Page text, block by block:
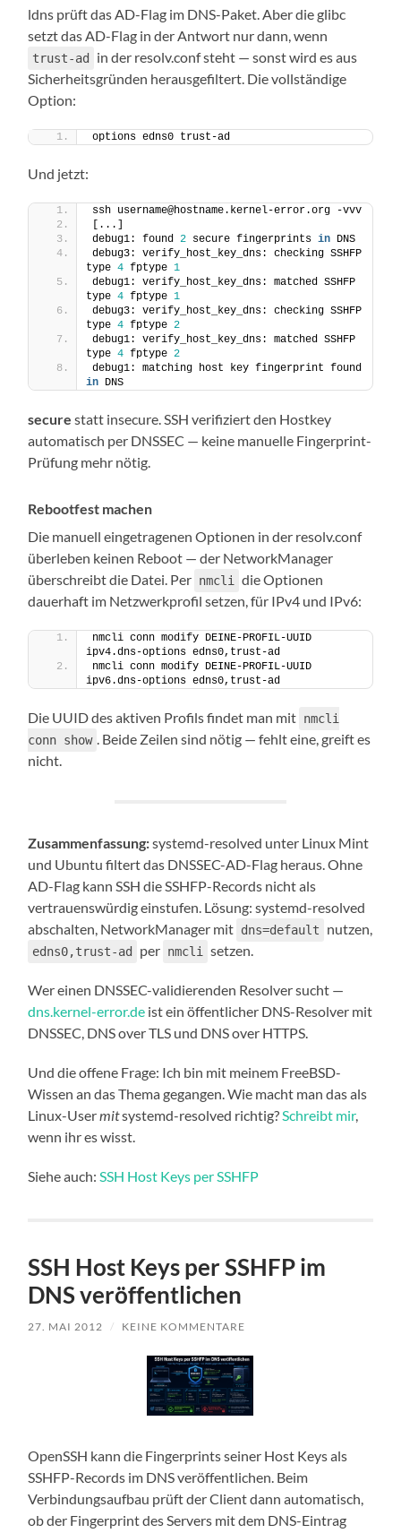
ldns prüft das AD-Flag im DNS-Paket. Aber die glibc
setzt das AD-Flag in der Antwort nur dann, wenn
trust-ad
in der resolv.conf steht — sonst wird es aus
Sicherheitsgründen herausgefiltert. Die vollständige
Option:
options edns0 trust-ad
Und jetzt:
ssh username@hostname.kernel-error.org -vvv
[...]
debug1: found 2 secure fingerprints in DNS
debug3: verify_host_key_dns: checking SSHFP
type 4 fptype 1
debug1: verify_host_key_dns: matched SSHFP
type 4 fptype 1
debug3: verify_host_key_dns: checking SSHFP
type 4 fptype 2
debug1: verify_host_key_dns: matched SSHFP
type 4 fptype 2
in DNS
secure statt insecure. SSH verifiziert den Hostkey
automatisch per DNSSEC — keine manuelle Fingerprint-
Prüfung mehr nötig.
Rebootfest machen
Die manuell eingetragenen Optionen in der resolv.conf
überleben keinen Reboot — der NetworkManager
überschreibt die Datei. Per nmcli die Optionen
dauerhaft im Netzwerkprofil setzen, für IPv4 und IPv6:
nmcli conn modify DEINE-PROFIL-UUID
ipv4.dns-options edns0,trust-ad
nmcli conn modify DEINE-PROFIL-UUID
ipv6.dns-options edns0,trust-ad
Die UUID des aktiven Profils findet man mit nmcli
conn show . Beide Zeilen sind nötig — fehlt eine, greift es
nicht.
Zusammenfassung:systemd-resolved unter Linux Mint
und Ubuntu filtert das DNSSEC-AD-Flag heraus. Ohne
AD-Flag kann SSH die SSHFP-Records nicht als
vertrauenswürdig einstufen. Lösung: systemd-resolved
abschalten, NetworkManager mit dns=default nutzen,
edns0,trust-ad per nmcli setzen.
Wer einen DNSSEC-validierenden Resolver sucht —
dns.kernel-error.de ist ein öffentlicher DNS-Resolver mit
DNSSEC, DNS over TLS und DNS over HTTPS.
Und die offene Frage: Ich bin mit meinem FreeBSD-
Wissen an das Thema gegangen. Wie macht man das als
Linux-Usermitsystemd-resolved richtig?Schreibt mir,
wenn ihr es wisst.
Siehe auch:SSH Host Keys per SSHFP
SSH Host Keys per SSHFP im
DNS veröffentlichen
27. MAI 2012 / KEINE KOMMENTARE
OpenSSH kann die Fingerprints seiner Host Keys als
SSHFP-Records im DNS veröffentlichen. Beim
Verbindungsaufbau prüft der Client dann automatisch,
ob der Fingerprint des Servers mit dem DNS-Eintrag